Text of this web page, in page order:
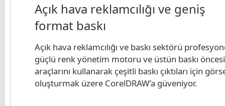
Açık hava reklamcılığı ve geniş
format baskı
Açık hava reklamcılığı ve baskı sektörü
güçlü renk yönetim motoru ve üstün baskı öncesi
araçlarını kullanarak çeşitli baskı çıktıları için
oluşturmak üzere CorelDRAW’a güveniyor.